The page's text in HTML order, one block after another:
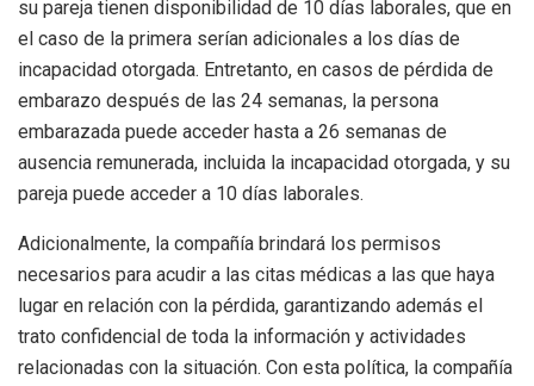
su pareja tienen disponibilidad de 10 días laborales, que en
el caso de la primera serían adicionales a los días de
incapacidad otorgada. Entretanto, en casos de pérdida de
embarazo después de las 24 semanas, la persona
embarazada puede acceder hasta a 26 semanas de
ausencia remunerada, incluida la incapacidad otorgada, y su
pareja puede acceder a 10 días laborales.
Adicionalmente, la compañía brindará los permisos
necesarios para acudir a las citas médicas a las que haya
lugar en relación con la pérdida, garantizando además el
trato confidencial de toda la información y actividades
relacionadas con la situación. Con esta política, la compañía